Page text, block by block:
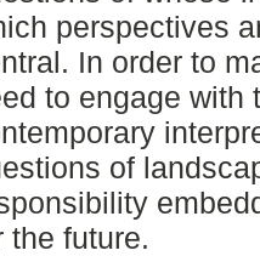
perspectives
In order to
to engage with
of
the future.